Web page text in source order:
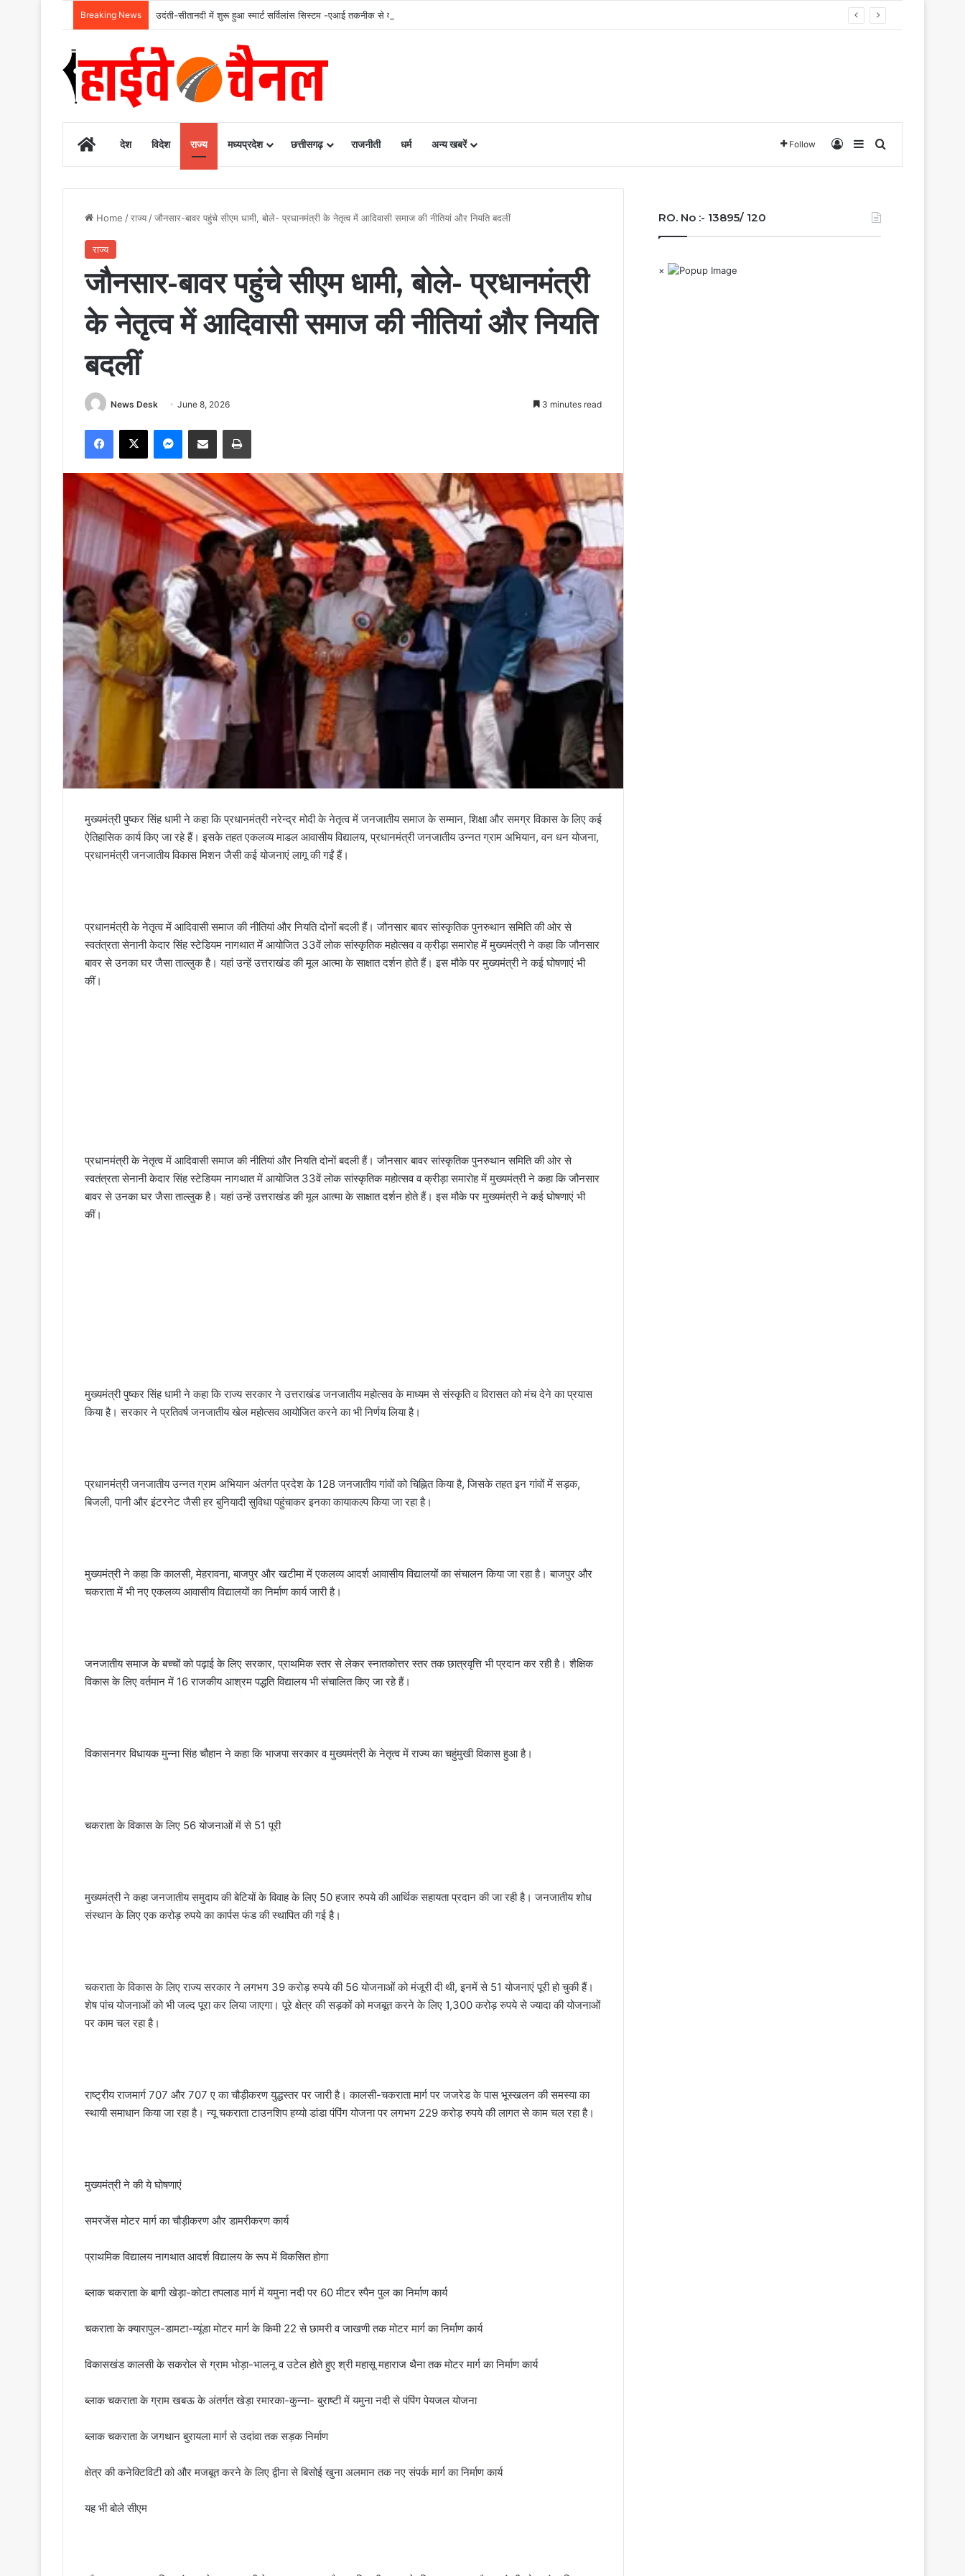
Breaking News उदंती-सीतानदी में शुरू हुआ स्मार्ट सर्विलांस सिस्टम -एआई तकनीक से वन और वन्यजीवों की 24X7 निगरानी….
Homeदेश विदेश राज्य मध्यप्रदेश छत्तीसगढ़ राजनीती धर्म अन्य खबरें Follow Log InSidebar
Home /राज्य /जौनसार-बावर पहुंचे सीएम धामी, बोले- प्रधानमंत्री के नेतृत्व में आदिवासी समाज की नीतियां और नियति बदलीं
राज्य
जौनसार-बावर पहुंचे सीएम धामी, बोले- प्रधानमंत्री
के नेतृत्व में आदिवासी समाज की नीतियां और नियति
बदलीं
News Desk June 8, 2026 3 minutes read
Facebook
X Messenger
Share via Email Print
मुख्यमंत्री पुष्कर सिंह धामी ने कहा कि प्रधानमंत्री नरेन्द्र मोदी के नेतृत्व में जनजातीय समाज के सम्मान, शिक्षा और समग्र विकास के लिए कई
ऐतिहासिक कार्य किए जा रहे हैं। इसके तहत एकलव्य माडल आवासीय विद्यालय, प्रधानमंत्री जनजातीय उन्नत ग्राम अभियान, वन धन योजना,
प्रधानमंत्री जनजातीय विकास मिशन जैसी कई योजनाएं लागू की गईं हैं।
प्रधानमंत्री के नेतृत्व में आदिवासी समाज की नीतियां और नियति दोनों बदली हैं। जौनसार बावर सांस्कृतिक पुनरुथान समिति की ओर से
स्वतंत्रता सेनानी केदार सिंह स्टेडियम नागथात में आयोजित 33वें लोक सांस्कृतिक महोत्सव व क्रीड़ा समारोह में मुख्यमंत्री ने कहा कि जौनसार
बावर से उनका घर जैसा ताल्लुक है। यहां उन्हें उत्तराखंड की मूल आत्मा के साक्षात दर्शन होते हैं। इस मौके पर मुख्यमंत्री ने कई घोषणाएं भी
कीं।
प्रधानमंत्री के नेतृत्व में आदिवासी समाज की नीतियां और नियति दोनों बदली हैं। जौनसार बावर सांस्कृतिक पुनरुथान समिति की ओर से
स्वतंत्रता सेनानी केदार सिंह स्टेडियम नागथात में आयोजित 33वें लोक सांस्कृतिक महोत्सव व क्रीड़ा समारोह में मुख्यमंत्री ने कहा कि जौनसार
बावर से उनका घर जैसा ताल्लुक है। यहां उन्हें उत्तराखंड की मूल आत्मा के साक्षात दर्शन होते हैं। इस मौके पर मुख्यमंत्री ने कई घोषणाएं भी
कीं।
मुख्यमंत्री पुष्कर सिंह धामी ने कहा कि राज्य सरकार ने उत्तराखंड जनजातीय महोत्सव के माध्यम से संस्कृति व विरासत को मंच देने का प्रयास
किया है। सरकार ने प्रतिवर्ष जनजातीय खेल महोत्सव आयोजित करने का भी निर्णय लिया है।
प्रधानमंत्री जनजातीय उन्नत ग्राम अभियान अंतर्गत प्रदेश के 128 जनजातीय गांवों को चिह्नित किया है, जिसके तहत इन गांवों में सड़क,
बिजली, पानी और इंटरनेट जैसी हर बुनियादी सुविधा पहुंचाकर इनका कायाकल्प किया जा रहा है।
मुख्यमंत्री ने कहा कि कालसी, मेहरावना, बाजपुर और खटीमा में एकलव्य आदर्श आवासीय विद्यालयों का संचालन किया जा रहा है। बाजपुर और
चकराता में भी नए एकलव्य आवासीय विद्यालयों का निर्माण कार्य जारी है।
जनजातीय समाज के बच्चों को पढ़ाई के लिए सरकार, प्राथमिक स्तर से लेकर स्नातकोत्तर स्तर तक छात्रवृत्ति भी प्रदान कर रही है। शैक्षिक
विकास के लिए वर्तमान में 16 राजकीय आश्रम पद्धति विद्यालय भी संचालित किए जा रहे हैं।
विकासनगर विधायक मुन्ना सिंह चौहान ने कहा कि भाजपा सरकार व मुख्यमंत्री के नेतृत्व में राज्य का चहुंमुखी विकास हुआ है।
चकराता के विकास के लिए 56 योजनाओं में से 51 पूरी
मुख्यमंत्री ने कहा जनजातीय समुदाय की बेटियों के विवाह के लिए 50 हजार रुपये की आर्थिक सहायता प्रदान की जा रही है। जनजातीय शोध
संस्थान के लिए एक करोड़ रुपये का कार्पस फंड की स्थापित की गई है।
चकराता के विकास के लिए राज्य सरकार ने लगभग 39 करोड़ रुपये की 56 योजनाओं को मंजूरी दी थी, इनमें से 51 योजनाएं पूरी हो चुकी हैं।
शेष पांच योजनाओं को भी जल्द पूरा कर लिया जाएगा। पूरे क्षेत्र की सड़कों को मजबूत करने के लिए 1,300 करोड़ रुपये से ज्यादा की योजनाओं
पर काम चल रहा है।
राष्ट्रीय राजमार्ग 707 और 707 ए का चौड़ीकरण युद्धस्तर पर जारी है। कालसी-चकराता मार्ग पर जजरेड के पास भूस्खलन की समस्या का
स्थायी समाधान किया जा रहा है। न्यू चकराता टाउनशिप हय्यो डांडा पंपिंग योजना पर लगभग 229 करोड़ रुपये की लागत से काम चल रहा है।
मुख्यमंत्री ने की ये घोषणाएं
समरजेंस मोटर मार्ग का चौड़ीकरण और डामरीकरण कार्य
प्राथमिक विद्यालय नागथात आदर्श विद्यालय के रूप में विकसित होगा
ब्लाक चकराता के बागी खेड़ा-कोटा तपलाड मार्ग में यमुना नदी पर 60 मीटर स्पैन पुल का निर्माण कार्य
चकराता के क्यारापुल-डामटा-म्यूंडा मोटर मार्ग के किमी 22 से छामरी व जाखणी तक मोटर मार्ग का निर्माण कार्य
विकासखंड कालसी के सकरोल से ग्राम भोड़ा-भालनू व उटेल होते हुए श्री महासू महाराज थैना तक मोटर मार्ग का निर्माण कार्य
ब्लाक चकराता के ग्राम खबऊ के अंतर्गत खेड़ा रमारका-कुन्ना- बुराष्टी में यमुना नदी से पंपिंग पेयजल योजना
ब्लाक चकराता के जगथान बुरायला मार्ग से उदांवा तक सड़क निर्माण
क्षेत्र की कनेक्टिविटी को और मजबूत करने के लिए द्वीना से बिसोई खुना अलमान तक नए संपर्क मार्ग का निर्माण कार्य
यह भी बोले सीएम
RO. No :- 13895/ 120
×